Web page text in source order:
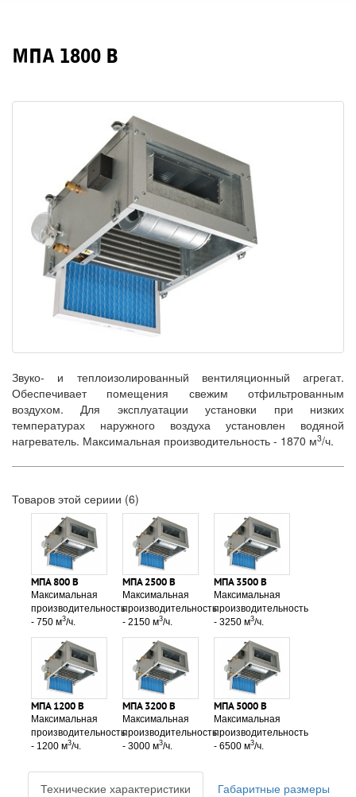
МПА 1800 В
Звуко- и теплоизолированный вентиляционный агрегат.
Обеспечивает помещения свежим отфильтрованным
воздухом. Для эксплуатации установки при низких
температурах наружного воздуха установлен водяной
нагреватель. Максимальная производительность - 1870 м3/ч.
Товаров этой сериии (6)
МПА 800 В
Максимальная
производительность
- 750 м3/ч.
МПА 1200 В
Максимальная
производительность
- 1200 м3/ч.
МПА 2500 В
Максимальная
производительность
- 2150 м3/ч.
МПА 3200 В
Максимальная
производительность
- 3000 м3/ч.
МПА 3500 В
Максимальная
производительность
- 3250 м3/ч.
МПА 5000 В
Максимальная
производительность
- 6500 м3/ч.
Технические характеристики Габаритные размеры